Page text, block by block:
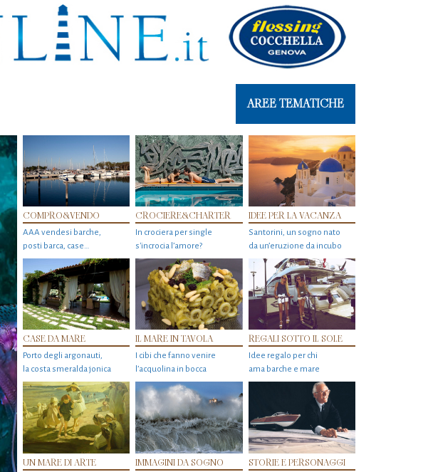
AREE TEMATICHE
COMPRO&VENDO
AAA vendesi barche,
posti barca, case…
CROCIERE&CHARTER
In crociera per single
s'incrocia l’amore?
IDEE PER LA VACANZA
Santorini, un sogno nato
da un’eruzione da incubo
CASE DA MARE
Porto degli argonauti,
la costa smeralda jonica
IL MARE IN TAVOLA
I cibi che fanno venire
l’acquolina in bocca
REGALI SOTTO IL SOLE
Idee regalo per chi
ama barche e mare
UN MARE DI ARTE IMMAGINI DA SOGNO STORIE E PERSONAGGI